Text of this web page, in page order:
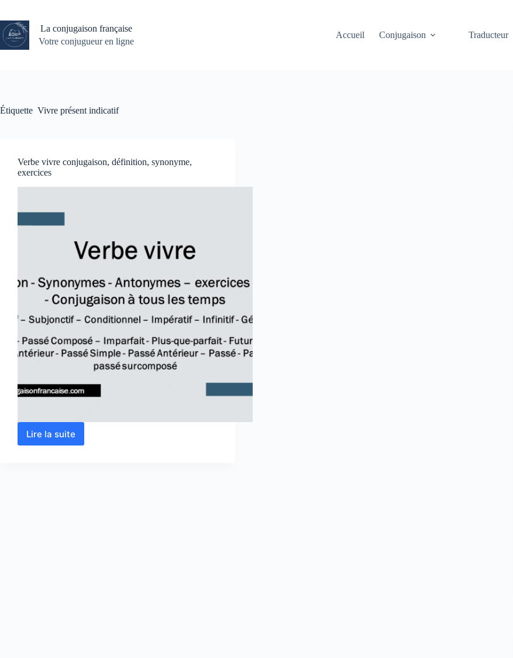
contenu
La conjugaison française
Votre conjugueur en ligne
Accueil Conjugaison Traducteur
Étiquette Vivre présent indicatif
Verbe vivre conjugaison, définition, synonyme,
exercices
Lire la suite
Verbe